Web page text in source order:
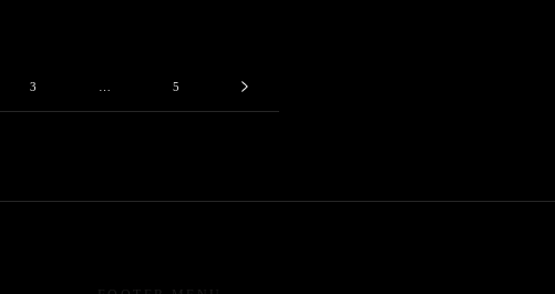
3 5